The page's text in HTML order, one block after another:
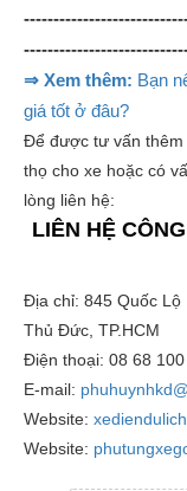
⇒ Xem thêm: Bạn
giá tốt ở đâu?
Để được tư vấn thêm
thọ cho xe hoặc có
lòng liên hệ:
LIÊN HỆ
Địa chỉ: 845 Quốc
Thủ Đức, TP.HCM
Điện thoại: 08 68
E-mail:
Website:
Website: